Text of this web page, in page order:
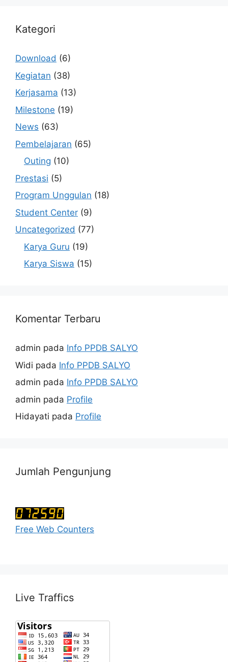
Kategori
Download (6)
Kegiatan (38)
Kerjasama (13)
Milestone (19)
News (63)
Pembelajaran (65)
Outing (10)
Prestasi (5)
Program Unggulan (18)
Student Center (9)
Uncategorized (77)
Karya Guru (19)
Karya Siswa (15)
Komentar Terbaru
admin pada Info PPDB SALYO
Widi pada Info PPDB SALYO
admin pada Info PPDB SALYO
admin pada Profile
Hidayati pada Profile
Jumlah Pengunjung
Free Web Counters
Live Traffics